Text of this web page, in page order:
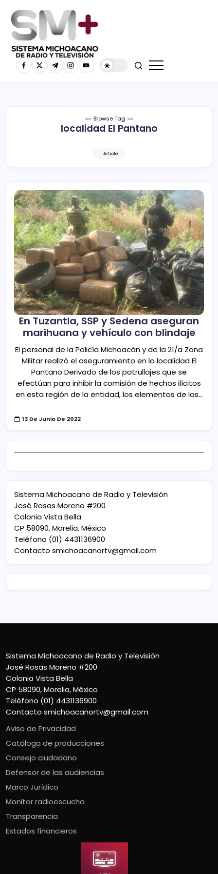
Browse Tag
localidad El Pantano
1 Article
En Tuzantla, SSP y Sedena aseguran
marihuana y vehículo con blindaje
El personal de la Policía Michoacán y de la 21/a Zona
Militar realizó el aseguramiento en la localidad El
Pantano Derivado de los patrullajes que se
efectúan para inhibir la comisión de hechos ilícitos
en esta región de la entidad, los elementos de las…
13 De Junio De 2022
Sistema Michoacano de Radio y Televisión
José Rosas Moreno #200
Colonia Vista Bella
CP 58090, Morelia, México
Teléfono (01) 4431136900
Contacto smichoacanortv@gmail.com
Sistema Michoacano de Radio y Televisión
José Rosas Moreno #200
Colonia Vista Bella
CP 58090, Morelia, México
Teléfono (01) 4431136900
Contacto smichoacanortv@gmail.com
Aviso de Privacidad
Catálogo de producciones
Consejo ciudadano
Defensor de las audiencias
Marco Jurídico
Monitor radioescucha
Transparencia
Estados financieros